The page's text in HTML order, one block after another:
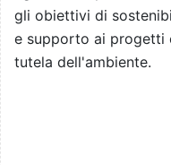
gli obiettivi di
e supporto ai progetti
tutela dell'ambiente.